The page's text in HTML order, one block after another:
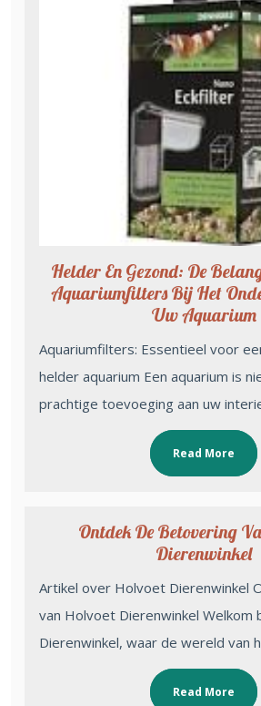
Helder En Gezond: De
Aquariumfilters Bij Het
Uw Aquarium
Aquariumfilters: Essentieel voor
helder aquarium Een aquarium is
prachtige toevoeging aan uw
Read More
Ontdek De Betovering
Dierenwinkel
Artikel over Holvoet Dierenwinkel
van Holvoet Dierenwinkel Welkom
Dierenwinkel, waar de wereld van
Read More